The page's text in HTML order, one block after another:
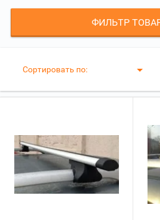
ФИЛЬТР
Сортировать по: